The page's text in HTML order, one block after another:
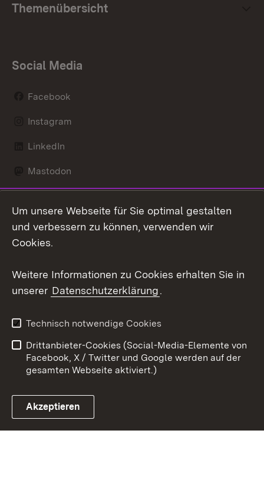
Themenübersicht
Social Media
Facebook
Instagram
LinkedIn
Mastodon
X / Twitter
Youtube
Link zum Landesportal
Kontakt
Datenschutz
Barrierefreiheit
Impressum Cookies
Um unsere Webseite für Sie optimal gestalten
und verbessern zu können, verwenden wir
Cookies.
Weitere Informationen zu Cookies erhalten Sie in
unserer Datenschutzerklärung.
Technisch notwendige Cookies
Drittanbieter-Cookies (Social-Media-Elemente von
Facebook, X / Twitter und Google werden auf der
gesamten Webseite aktiviert.)
Akzeptieren